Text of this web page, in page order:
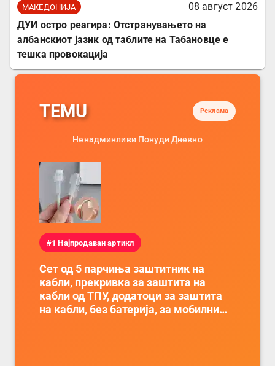
МАКЕДОНИЈА
08 август 2026
ДУИ остро реагира: Отстранувањето на
албанскиот јазик од таблите на Табановце е
тешка провокација
TEMU Реклама
Ненадминливи Понуди Дневно
#1 Најпродаван артикл
Сет од 5 парчиња заштитник на
кабли, прекривка за заштита на
кабли од ТПУ, додатоци за заштита
на кабли, без батерија, за мобилни